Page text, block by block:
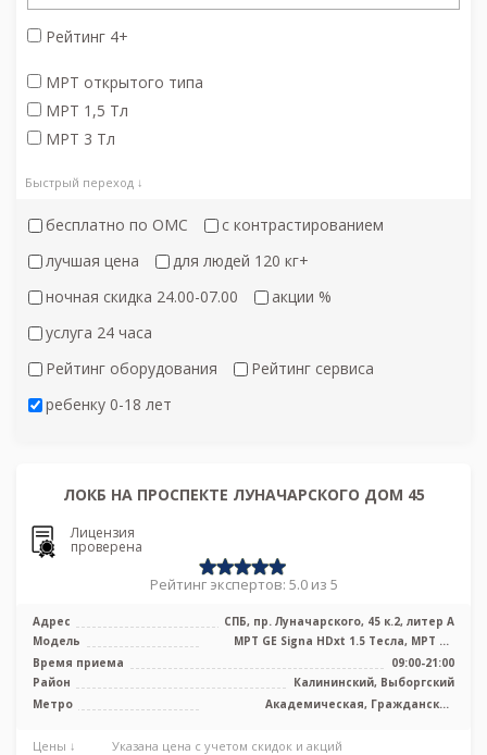
Рейтинг 4+
МРТ открытого типа
МРТ 1,5 Тл
МРТ 3 Тл
Быстрый переход ↓
бесплатно по ОМС
с контрастированием
лучшая цена
для людей 120 кг+
ночная скидка 24.00-07.00
акции %
услуга 24 часа
Рейтинг оборудования
Рейтинг сервиса
ребенку 0-18 лет
ЛОКБ НА ПРОСПЕКТЕ ЛУНАЧАРСКОГО ДОМ 45
Лицензия
проверена
Рейтинг экспертов: 5.0 из 5
Адрес
СПБ, пр. Луначарского, 45 к.2, литер А
Модель
МРТ GE Signa HDxt 1.5 Тесла, МРТ GE
Время приема
09:00-21:00
Район
Калининский, Выборгский
Метро
Академическая, Гражданский
Цены ↓ Указана цена с учетом скидок и акций